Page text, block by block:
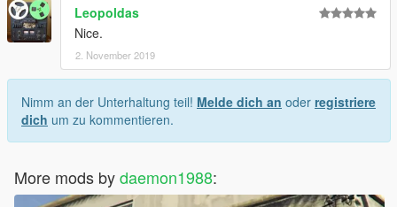
Leopoldas
Nice.
2. November 2019
Nimm an der Unterhaltung teil! Melde dich an oder registriere
dich um zu kommentieren.
More mods bydaemon1988: